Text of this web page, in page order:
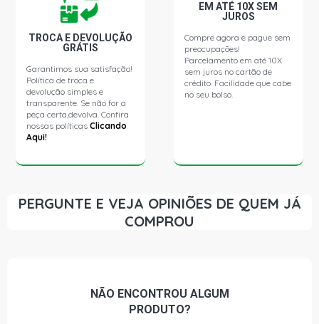
TROCA E DEVOLUÇÃO
GRÁTIS
Garantimos sua satisfação!
Política de troca e
devolução simples e
transparente. Se não for a
peça certa,devolva. Confira
nossas políticasClicando
Aqui!
EM ATÉ 10X SEM
JUROS
Compre agora e pague sem
preocupações!
Parcelamento em até 10X
sem juros no cartão de
crédito. Facilidade que cabe
no seu bolso.
PERGUNTE E VEJA OPINIÕES DE QUEM JÁ
COMPROU
NÃO ENCONTROU ALGUM
PRODUTO?